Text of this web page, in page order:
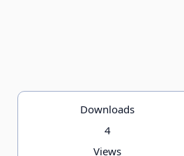
Downloads
4
Views